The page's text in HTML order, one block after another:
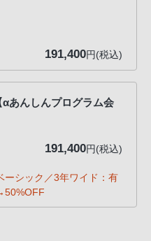
191,400円(税込)
あんしんプログラム会
191,400円(税込)
ーシック／3年ワイド：有